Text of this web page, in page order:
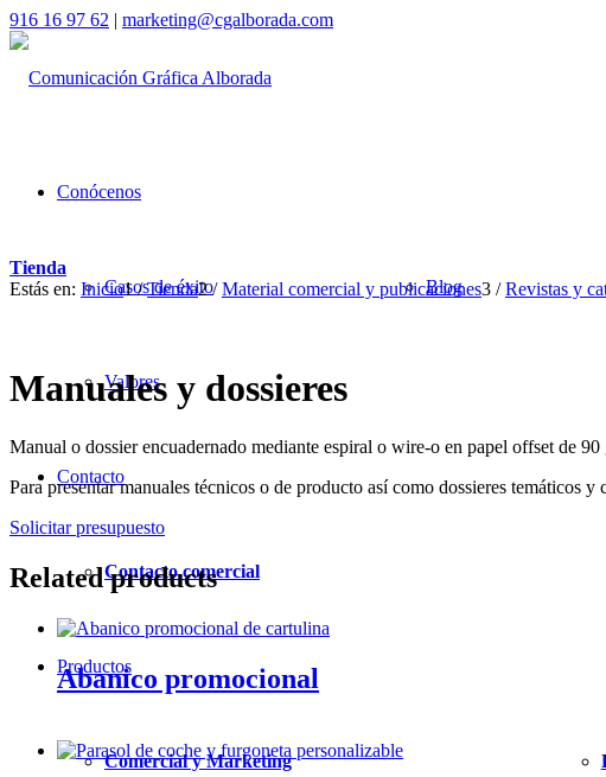
916 16 97 62 | marketing@cgalborada.com
Conócenos
Casos de éxito Blog
Valores
Contacto
Contacto comercial
Productos
Comercial y Marketing
Tienda
Estás en: Inicio1 / Tienda2 / Material comercial y publicaciones3 / Revistas y
Manuales y dossieres
Manual o dossier encuadernado mediante espiral o wire-o en papel offset de
Para presentar manuales técnicos o de producto así como dossieres temáticos y
Solicitar presupuesto
Related products
Abanico promocional